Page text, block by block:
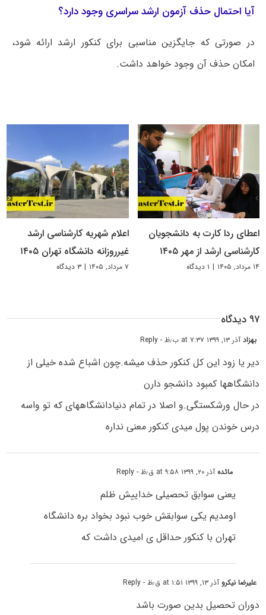
آیا احتمال حذف آزمون ارشد سراسری وجود دارد؟
در صورتی که جایگزین مناسبی برای کنکور ارشد ارائه شود،
امکان حذف آن وجود خواهد داشت.
اعطای ردا کارت به دانشجویان
کارشناسی ارشد از مهر ۱۴۰۵
۱۴ مرداد, ۱۴۰۵ | ۱ دیدگاه
اعلام شهریه کارشناسی ارشد
غیرروزانه دانشگاه تهران ۱۴۰۵
۷ مرداد, ۱۴۰۵ | ۳ دیدگاه
۹۷ دیدگاه
بهزادآذر ۱۳, ۱۳۹۹ at ۷:۳۷ ب٫ظ - Reply
دیر یا زود این کل کنکور حذف میشه.چون اشباع شده خیلی از
دانشگاهها کمبود دانشجو دارن
در حال ورشکستگی.و اصلا در تمام دنیادانشگاههای که تو واسه
درس خوندن پول میدی کنکور معنی نداره
مائده آذر ۲۰, ۱۳۹۹ at ۹:۵۸ ق٫ظ - Reply
یعنی سوابق تحصیلی خداییش ظلم‌
اومدیم یکی سوابقش خوب نبود بخواد بره دانشگاه
تهران با کنکور حداقل ی امیدی داشت که
علیرضا نیکروآذر ۱۳, ۱۳۹۹ at ۱:۵۱ ق٫ظ - Reply
دوران تحصیل بدین صورت باشد